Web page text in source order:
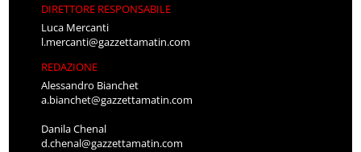
DIRETTORE RESPONSABILE
Luca Mercanti
l.mercanti@gazzettamatin.com
REDAZIONE
Alessandro Bianchet
a.bianchet@gazzettamatin.com
Danila Chenal
d.chenal@gazzettamatin.com